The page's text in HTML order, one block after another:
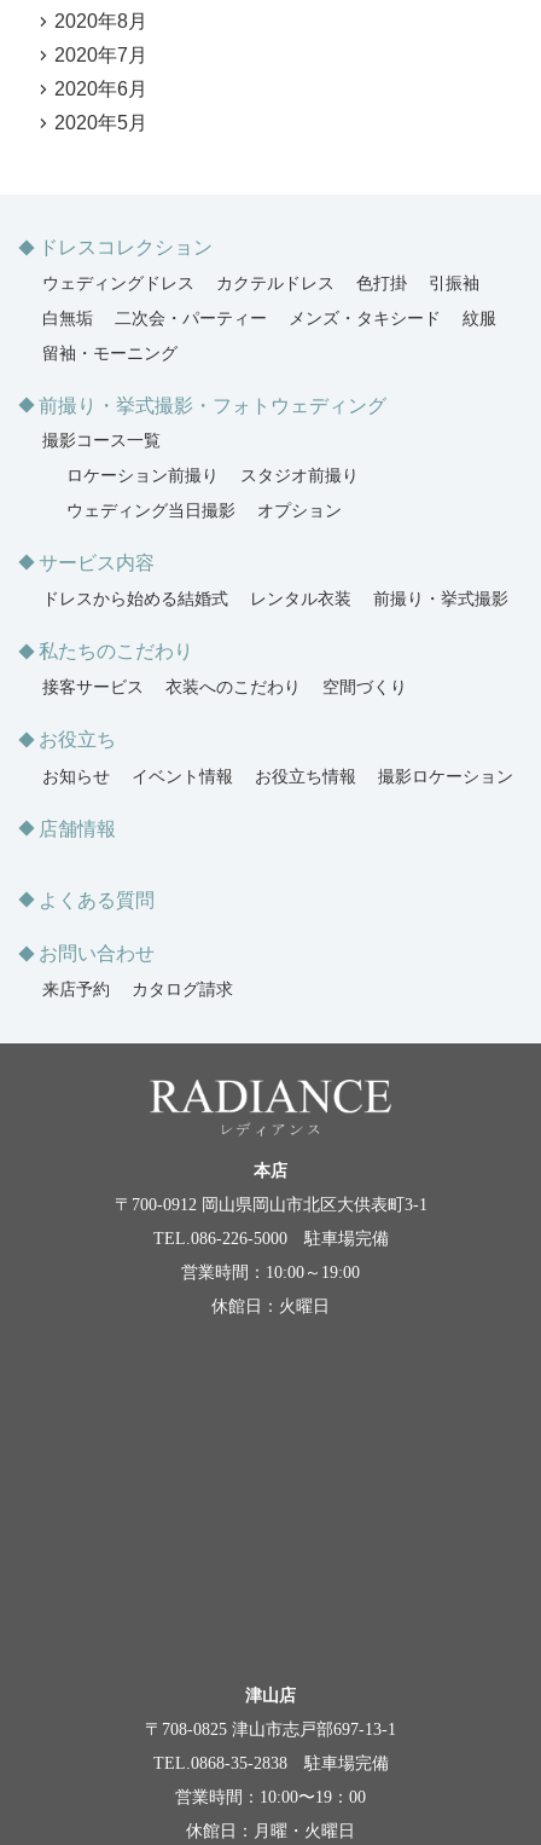
2020年8月
2020年7月
2020年6月
2020年5月
ドレスコレクション
ウェディングドレス カクテルドレス 色打掛
引振袖
白無垢
二次会・パーティー メンズ・タキシード
紋服
留袖・モーニング
前撮り・挙式撮影・フォトウェディング
撮影コース一覧
ロケーション前撮り
スタジオ前撮り
ウェディング当日撮影
オプション
サービス内容
ドレスから始める結婚式 レンタル衣装 前撮り・挙式撮影
私たちのこだわり
接客サービス 衣装へのこだわり 空間づくり
お役立ち
お知らせ イベント情報 お役立ち情報 撮影ロケーション
店舗情報
よくある質問
お問い合わせ
来店予約 カタログ請求
本店
〒700-0912 岡山県岡山市北区大供表町3-1
TEL.086-226-5000 駐車場完備
営業時間：10:00～19:00
休館日：火曜日
津山店
〒708-0825 津山市志戸部697-13-1
TEL.0868-35-2838 駐車場完備
営業時間：10:00〜19：00
休館日：月曜・火曜日